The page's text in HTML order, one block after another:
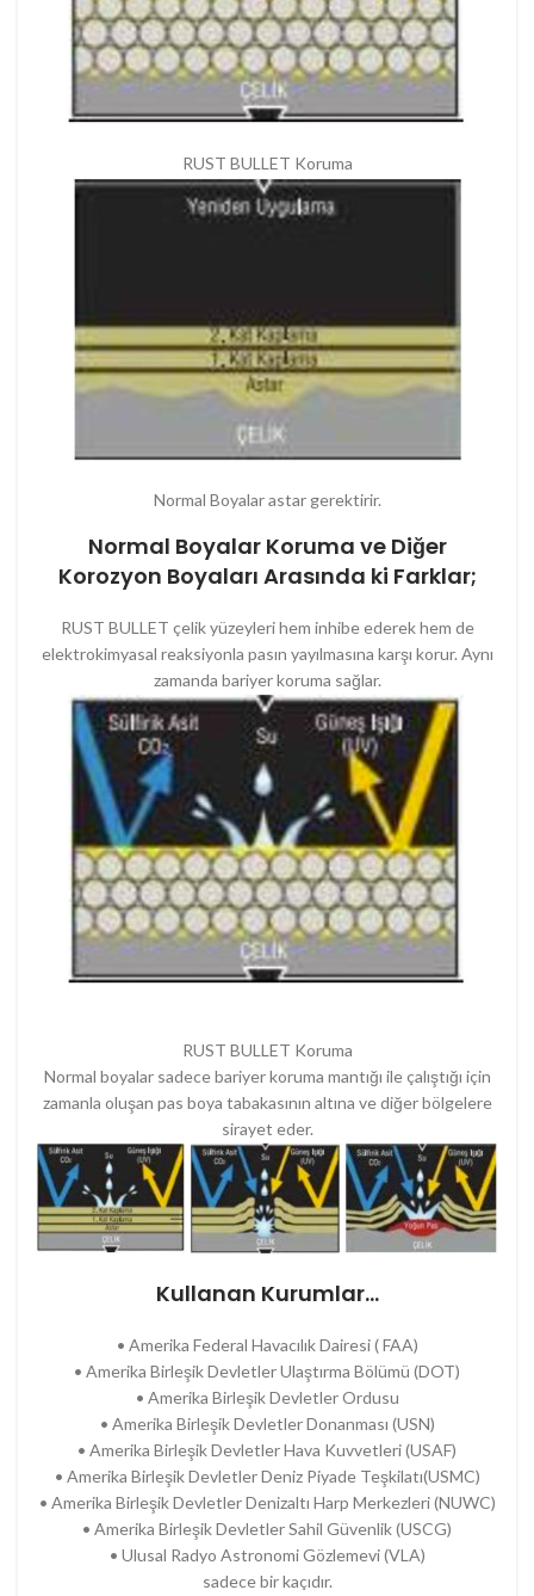
RUST BULLET Koruma
Normal Boyalar astar gerektirir.
Normal Boyalar Koruma ve Diğer
Korozyon Boyaları Arasında ki Farklar;
RUST BULLET çelik yüzeyleri hem inhibe ederek hem de
elektrokimyasal reaksiyonla pasın yayılmasına karşı korur. Aynı
zamanda bariyer koruma sağlar.
RUST BULLET Koruma
Normal boyalar sadece bariyer koruma mantığı ile çalıştığı için
zamanla oluşan pas boya tabakasının altına ve diğer bölgelere
sirayet eder.
Kullanan Kurumlar…
• Amerika Federal Havacılık Dairesi ( FAA)
• Amerika Birleşik Devletler Ulaştırma Bölümü (DOT)
• Amerika Birleşik Devletler Ordusu
• Amerika Birleşik Devletler Donanması (USN)
• Amerika Birleşik Devletler Hava Kuvvetleri (USAF)
• Amerika Birleşik Devletler Deniz Piyade Teşkilatı(USMC)
• Amerika Birleşik Devletler Denizaltı Harp Merkezleri (NUWC)
• Amerika Birleşik Devletler Sahil Güvenlik (USCG)
• Ulusal Radyo Astronomi Gözlemevi (VLA)
sadece bir kaçıdır.